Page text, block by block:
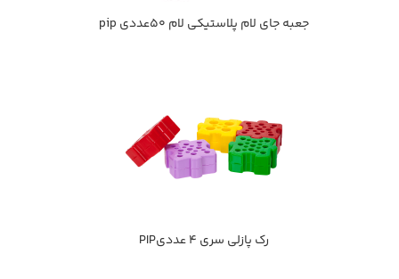
جعبه جاي لام پلاستيكي لام 50عددي pip
رك پازلي سري 4 عدديPIP